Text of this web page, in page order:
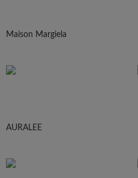
Maison Margiela
AURALEE